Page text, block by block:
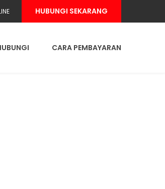
HUBUNGI SEKARANG
CARA PEMBAYARAN